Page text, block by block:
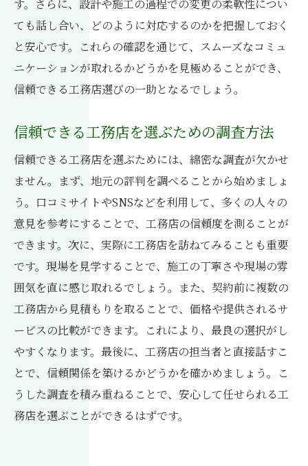
長期的に満足できる住まいづくりのために
理想を具現化する工務店との連携方法
す。さらに、設計や施工の過程での変更の柔軟性につい
ても話し合い、どのように対応するのかを把握しておく
と安心です。これらの確認を通じて、スムーズなコミュ
ニケーションが取れるかどうかを見極めることができ、
信頼できる工務店選びの一助となるでしょう。
信頼できる工務店を選ぶための調査方法
信頼できる工務店を選ぶためには、綿密な調査が欠かせ
ません。まず、地元の評判を調べることから始めましょ
う。口コミサイトやSNSなどを利用して、多くの人々の
意見を参考にすることで、工務店の信頼度を測ることが
できます。次に、実際に工務店を訪ねてみることも重要
です。現場を見学することで、施工の丁寧さや現場の雰
囲気を直に感じ取れるでしょう。また、契約前に複数の
工務店から見積もりを取ることで、価格や提供されるサ
ービスの比較ができます。これにより、最良の選択がし
やすくなります。最後に、工務店の担当者と直接話すこ
とで、信頼関係を築けるかどうかを確かめましょう。こ
うした調査を積み重ねることで、安心して任せられる工
務店を選ぶことができるはずです。